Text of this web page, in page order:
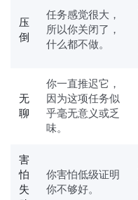
压
倒
任务感觉很大，
所以你关闭了，
什么都不做。
无
聊
你一直推迟它，
因为这项任务似
乎毫无意义或乏
味。
害
怕
失
你害怕低级证明
你不够好。